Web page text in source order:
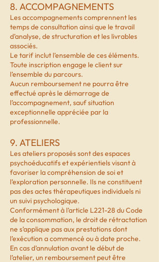
8. ACCOMPAGNEMENTS
Les accompagnements comprennent les
temps de consultation ainsi que le travail
d’analyse, de structuration et les livrables
associés.
Le tarif inclut l’ensemble de ces éléments.
Toute inscription engage le client sur
l’ensemble du parcours.
Aucun remboursement ne pourra être
effectué après le démarrage de
l’accompagnement, sauf situation
exceptionnelle appréciée par la
professionnelle.
9. ATELIERS
Les ateliers proposés sont des espaces
psychoéducatifs et expérientiels visant à
favoriser la compréhension de soi et
l’exploration personnelle. Ils ne constituent
pas des actes thérapeutiques individuels ni
un suivi psychologique.
Conformément à l’article L221-28 du Code
de la consommation, le droit de rétractation
ne s’applique pas aux prestations dont
l’exécution a commencé ou à date proche.
En cas d’annulation avant le début de
l’atelier, un remboursement peut être